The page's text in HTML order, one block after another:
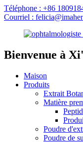
Téléphone : +86
Courriel :
Bienvenue à
Maison
Produits
Extrait
Matière
Poudre
Poudre de